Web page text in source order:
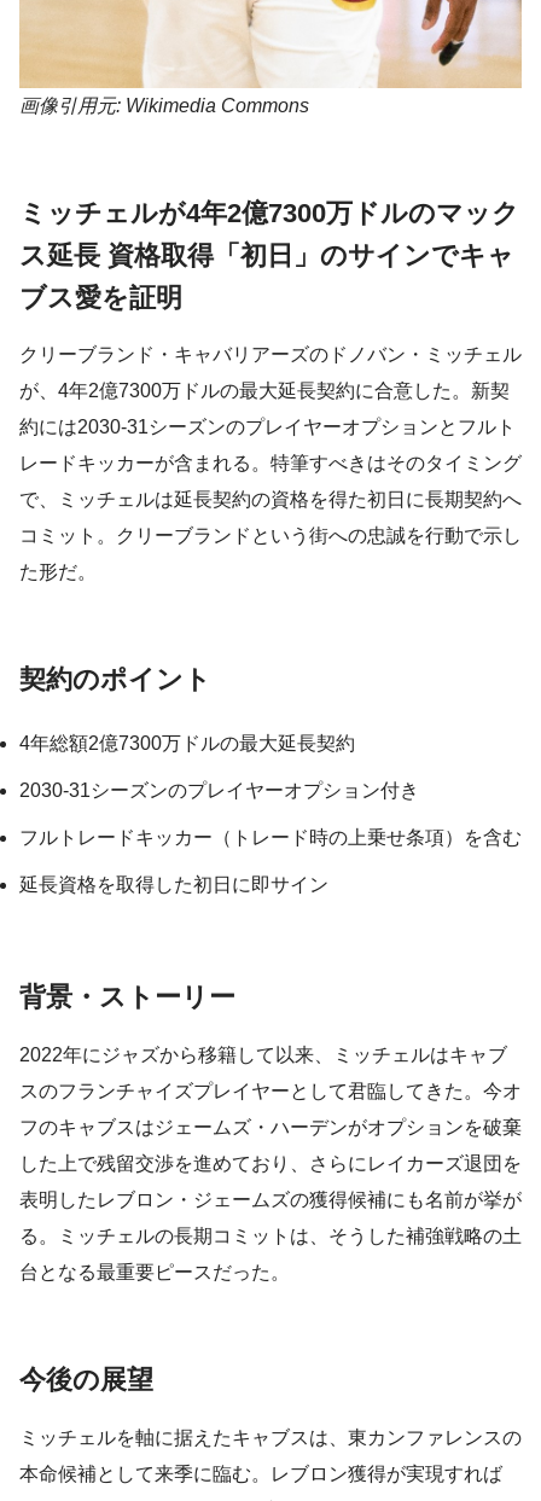
画像引用元: Wikimedia Commons
ミッチェルが4年2億7300万ドルのマック
ス延長 資格取得「初日」のサインでキャ
ブス愛を証明
クリーブランド・キャバリアーズのドノバン・ミッチェル
が、4年2億7300万ドルの最大延長契約に合意した。新契
約には2030-31シーズンのプレイヤーオプションとフルト
レードキッカーが含まれる。特筆すべきはそのタイミング
で、ミッチェルは延長契約の資格を得た初日に長期契約へ
コミット。クリーブランドという街への忠誠を行動で示し
た形だ。
契約のポイント
4年総額2億7300万ドルの最大延長契約
2030-31シーズンのプレイヤーオプション付き
フルトレードキッカー（トレード時の上乗せ条項）を含む
延長資格を取得した初日に即サイン
背景・ストーリー
2022年にジャズから移籍して以来、ミッチェルはキャブ
スのフランチャイズプレイヤーとして君臨してきた。今オ
フのキャブスはジェームズ・ハーデンがオプションを破棄
した上で残留交渉を進めており、さらにレイカーズ退団を
表明したレブロン・ジェームズの獲得候補にも名前が挙が
る。ミッチェルの長期コミットは、そうした補強戦略の土
台となる最重要ピースだった。
今後の展望
ミッチェルを軸に据えたキャブスは、東カンファレンスの
本命候補として来季に臨む。レブロン獲得が実現すれば